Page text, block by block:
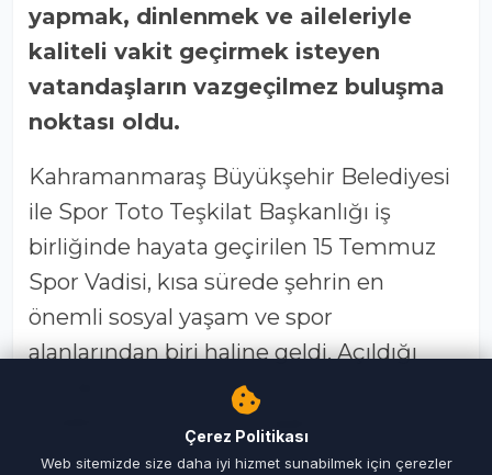
yapmak, dinlenmek ve aileleriyle
kaliteli vakit geçirmek isteyen
vatandaşların vazgeçilmez buluşma
noktası oldu.
Kahramanmaraş Büyükşehir Belediyesi
ile Spor Toto Teşkilat Başkanlığı iş
birliğinde hayata geçirilen 15 Temmuz
Spor Vadisi, kısa sürede şehrin en
önemli sosyal yaşam ve spor
alanlarından biri haline geldi. Açıldığı
günden bu yana yoğun ilgi gören tesis,
özellikle yaz aylarının başlaması ve
okulların tatile girmesiyle birlikte her
Çerez Politikası
Web sitemizde size daha iyi hizmet sunabilmek için çerezler